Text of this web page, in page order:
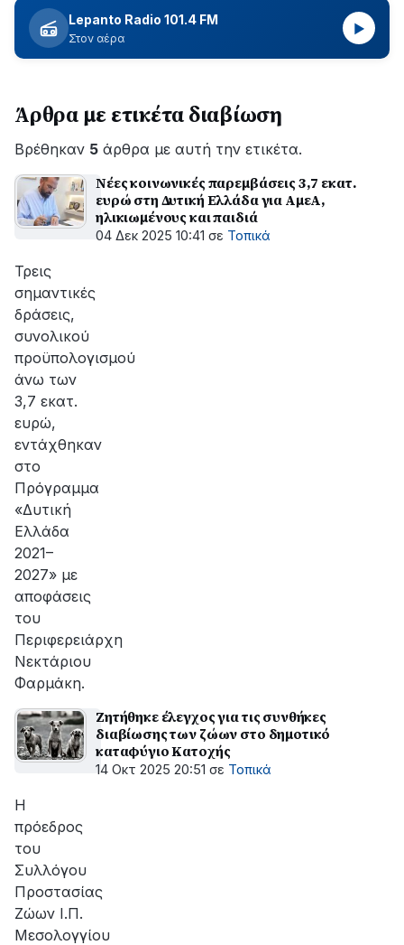
περίπου
δύο
ώρες
εξέλιξη
οι
εργασίες
ΔΕΔΔΗΕ
για
την
της
βλάβης
Lepanto Radio 101.4 FM
Στον αέρα
▶
Άρθρα με ετικέτα διαβίωση
Βρέθηκαν 5 άρθρα με αυτή την ετικέτα.
Νέες κοινωνικές παρεμβάσεις 3,7 εκατ.
ευρώ στη Δυτική Ελλάδα για ΑμεΑ,
ηλικιωμένους και παιδιά
04 Δεκ 2025 10:41 σε Τοπικά
Τρεις
σημαντικές
δράσεις,
συνολικού
προϋπολογισμού
άνω των
3,7 εκατ.
ευρώ,
εντάχθηκαν
στο
Πρόγραμμα
«Δυτική
Ελλάδα
2021–
2027» με
αποφάσεις
του
Περιφερειάρχη
Νεκτάριου
Φαρμάκη.
Ζητήθηκε έλεγχος για τις συνθήκες
διαβίωσης των ζώων στο δημοτικό
καταφύγιο Κατοχής
14 Οκτ 2025 20:51 σε Τοπικά
Η
πρόεδρος
του
Συλλόγου
Προστασίας
Ζώων Ι.Π.
Μεσολογγίου